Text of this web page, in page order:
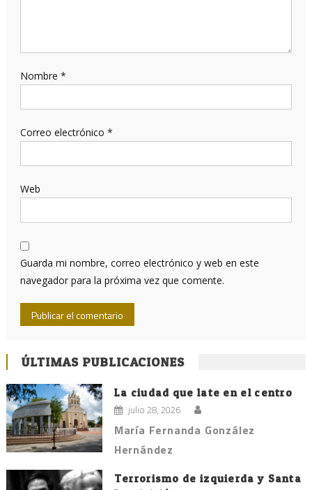
Nombre *
Correo electrónico *
Web
Guarda mi nombre, correo electrónico y web en este
navegador para la próxima vez que comente.
ÚLTIMAS PUBLICACIONES
La ciudad que late en el centro
julio 28, 2026
María Fernanda González
Hernández
Terrorismo de izquierda y Santa